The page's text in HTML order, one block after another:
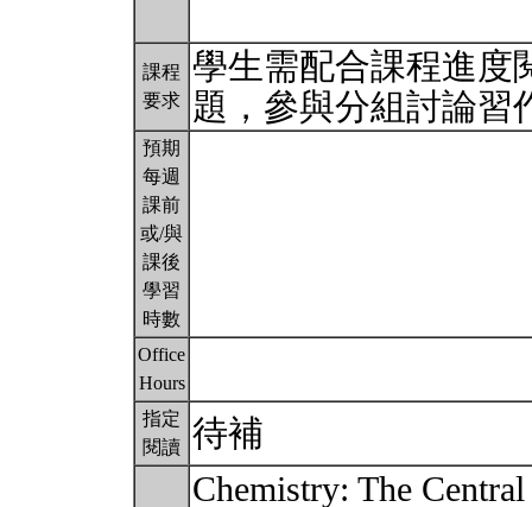
課程
要求
學生需配合課程進度
題，參與分組討論
預期
每週
課前
或/與
課後
學習
時數
Office
Hours
指定
閱讀 待補
Chemistry: The